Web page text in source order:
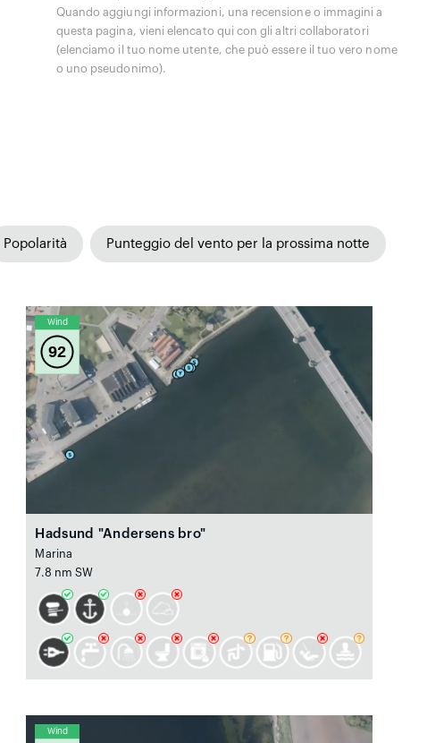
Quando aggiungi informazioni, una recensione o immagini a
questa pagina, vieni elencato qui con gli altri collaboratori
(elenciamo il tuo nome utente, che può essere il tuo vero nome
o uno pseudonimo).
Popolarità Punteggio del vento per la prossima notte
Wind
92
Hadsund "Andersens bro"
Marina
7.8 nm SW
Wind